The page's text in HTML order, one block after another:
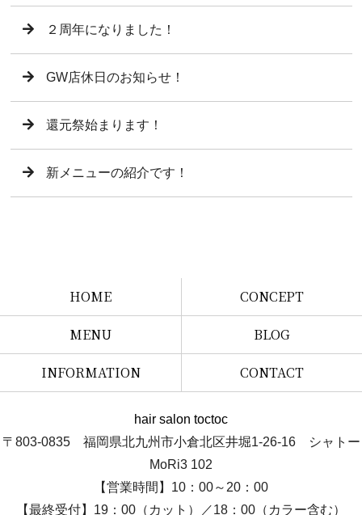
２周年になりました！
GW店休日のお知らせ！
還元祭始まります！
新メニューの紹介です！
HOME CONCEPT
MENU BLOG
INFORMATION CONTACT
hair salon toctoc
〒803-0835 福岡県北九州市小倉北区井堀1-26-16 シャトー
MoRi3 102
【営業時間】10：00～20：00
【最終受付】19：00（カット）／18：00（カラー含む）